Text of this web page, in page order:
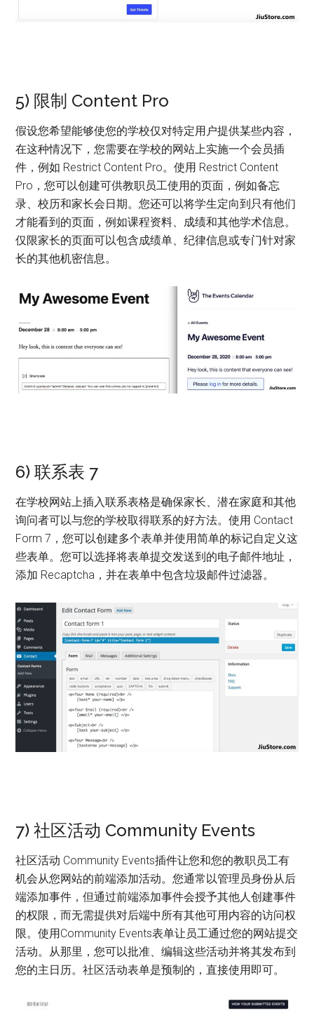
5) 限制 Content Pro
假设您希望能够使您的学校仅对特定用户提供某些内容，
在这种情况下，您需要在学校的网站上实施一个会员插
件，例如 Restrict Content Pro。使用 Restrict Content
Pro，您可以创建可供教职员工使用的页面，例如备忘
录、校历和家长会日期。您还可以将学生定向到只有他们
才能看到的页面，例如课程资料、成绩和其他学术信息。
仅限家长的页面可以包含成绩单、纪律信息或专门针对家
长的其他机密信息。
6) 联系表 7
在学校网站上插入联系表格是确保家长、潜在家庭和其他
询问者可以与您的学校取得联系的好方法。使用 Contact
Form 7，您可以创建多个表单并使用简单的标记自定义这
些表单。您可以选择将表单提交发送到的电子邮件地址，
添加 Recaptcha，并在表单中包含垃圾邮件过滤器。
7) 社区活动 Community Events
社区活动 Community Events插件让您和您的教职员工有
机会从您网站的前端添加活动。您通常以管理员身份从后
端添加事件，但通过前端添加事件会授予其他人创建事件
的权限，而无需提供对后端中所有其他可用内容的访问权
限。使用Community Events表单让员工通过您的网站提交
活动。从那里，您可以批准、编辑这些活动并将其发布到
您的主日历。社区活动表单是预制的，直接使用即可。